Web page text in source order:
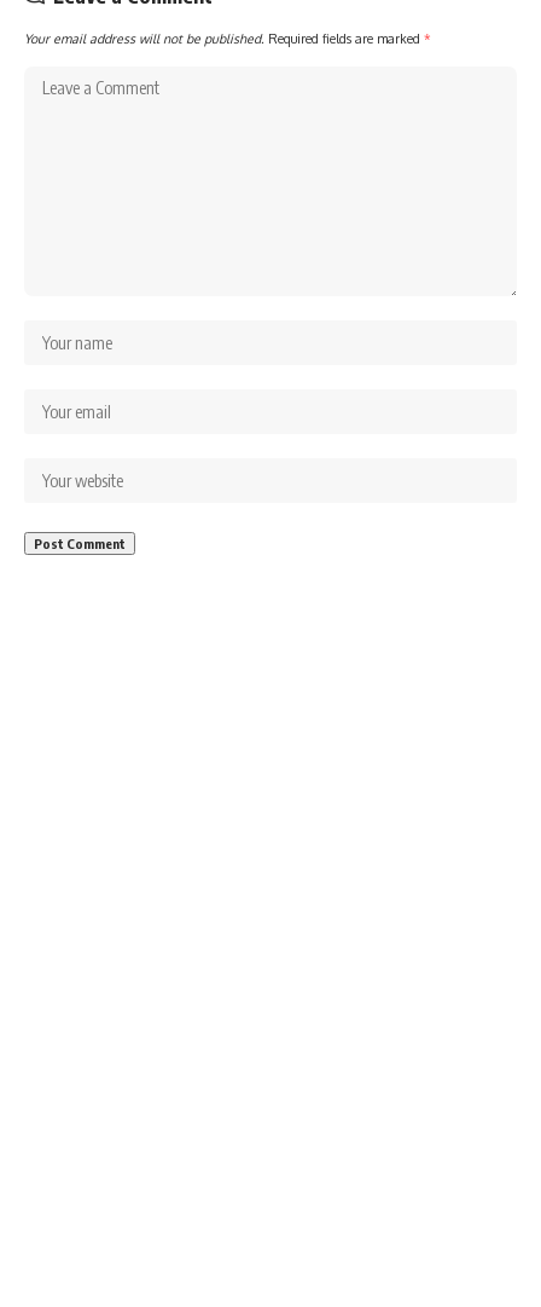
Your email address will not be published. Required fields are marked *